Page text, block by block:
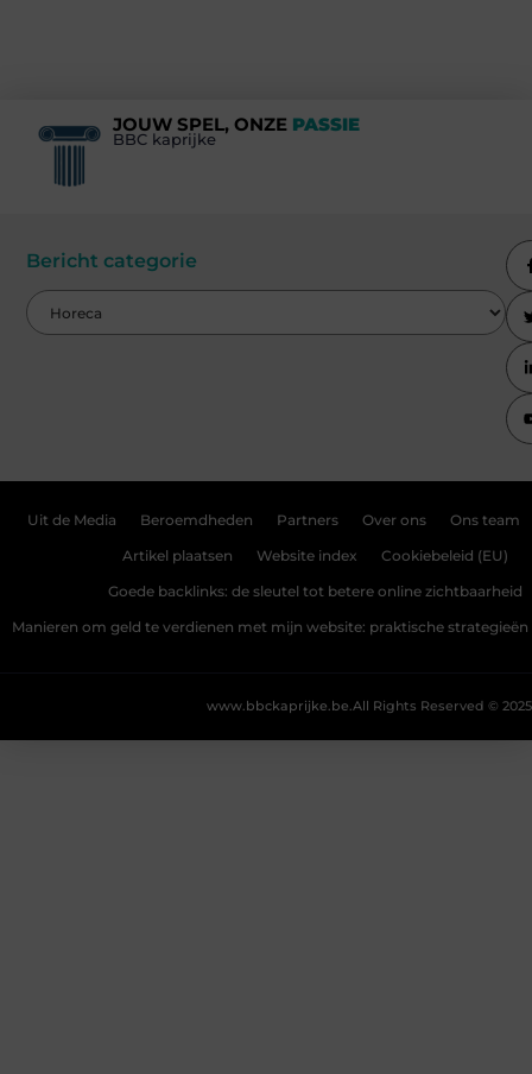
JOUW SPEL, ONZE PASSIE
BBC kaprijke
Bericht categorie
Uit de Media Beroemdheden Partners Over ons Ons team
Artikel plaatsen Website index Cookiebeleid (EU)
Goede backlinks: de sleutel tot betere online zichtbaarheid
Manieren om geld te verdienen met mijn website: praktische strategieën
All Rights Reserved © 2025
www.bbckaprijke.be.